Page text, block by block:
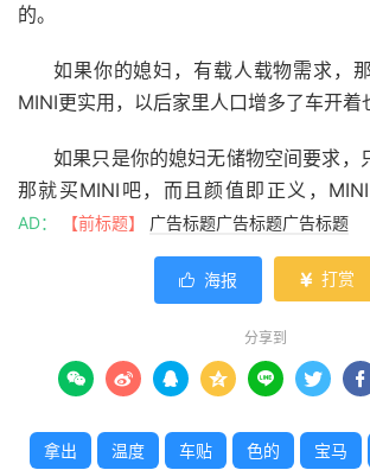
的。
如果你的媳妇，有载人载物需求，
MINI更实用，以后家里人口增多了车开着
如果只是你的媳妇无储物空间要求，
那就买MINI吧，而且颜值即正义，
生，外观颜色还可选择不同的拼色，各种
定制，作为颜控生物，她们不会挑毛病的
3. mini拉花需要备案吗
窗外的雪花肆无忌惮的飞舞着，《铃
在耳畔欢快的掠过，金色的铃铛和可爱的
了大街小巷，一家家商店的门前，伫立着
诞树，圣诞树上的彩灯闪闪烁烁，瑰奇迷
AD： 【前标题】 广告标题广告标题广告标题
 海报  打赏
分享到
      
拿出 温度 车贴 色的 宝马